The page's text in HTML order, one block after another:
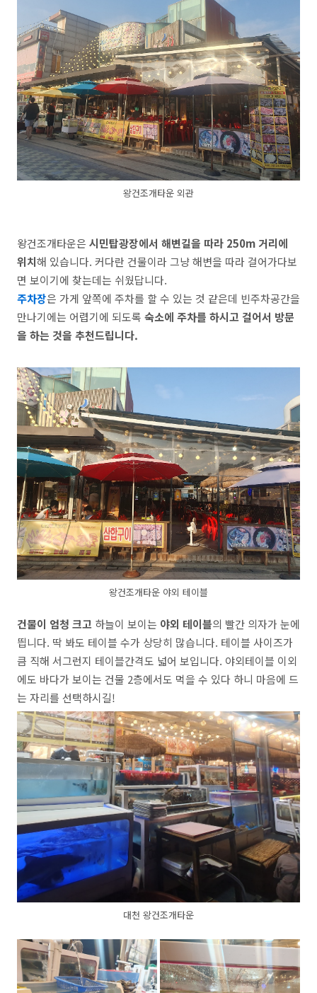
왕건조개타운 외관
왕건조개타운은 시민탑광장에서 해변길을 따라 250m 거리에
위치해 있습니다. 커다란 건물이라 그냥 해변을 따라 걸어가다보
면 보이기에 찾는데는 쉬웠답니다.
주차장은 가게 앞쪽에 주차를 할 수 있는 것 같은데 빈주차공간을
만나기에는 어렵기에 되도록 숙소에 주차를 하시고 걸어서 방문
을 하는 것을 추천드립니다.
왕건조개타운 야외 테이블
건물이 엄청 크고 하늘이 보이는 야외 테이블의 빨간 의자가 눈에
띕니다. 딱 봐도 테이블 수가 상당히 많습니다. 테이블 사이즈가
큼 직해 서그런지 테이블간격도 넓어 보입니다. 야외테이블 이외
에도 바다가 보이는 건물 2층에서도 먹을 수 있다 하니 마음에 드
는 자리를 선택하시길!
대천 왕건조개타운